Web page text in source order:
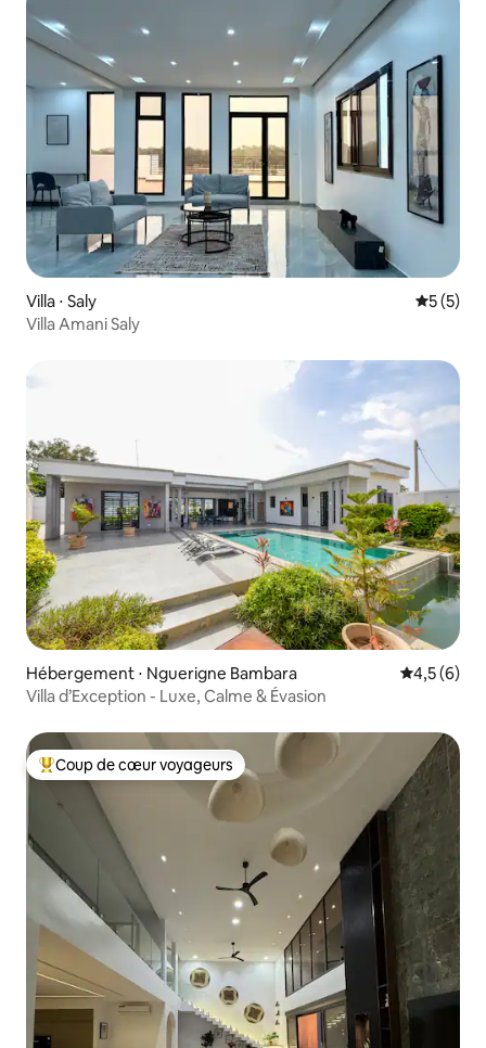
Villa ⋅ Saly
5 (5)
Villa Amani Saly
Hébergement ⋅ Nguerigne Bambara Évaluation
4,5 (6)
Villa d’Exception - Luxe, Calme & Évasion
Coups de cœur voyageurs les plus appréciés
Coup de cœur voyageurs